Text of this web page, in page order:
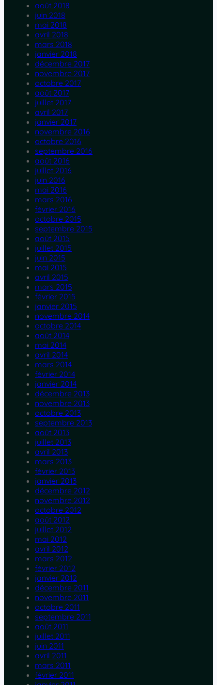
août 2018
juin 2018
mai 2018
avril 2018
mars 2018
janvier 2018
décembre 2017
novembre 2017
octobre 2017
août 2017
juillet 2017
avril 2017
janvier 2017
novembre 2016
octobre 2016
septembre 2016
août 2016
juillet 2016
juin 2016
mai 2016
mars 2016
février 2016
octobre 2015
septembre 2015
août 2015
juillet 2015
juin 2015
mai 2015
avril 2015
mars 2015
février 2015
janvier 2015
novembre 2014
octobre 2014
août 2014
mai 2014
avril 2014
mars 2014
février 2014
janvier 2014
décembre 2013
novembre 2013
octobre 2013
septembre 2013
août 2013
juillet 2013
avril 2013
mars 2013
février 2013
janvier 2013
décembre 2012
novembre 2012
octobre 2012
août 2012
juillet 2012
mai 2012
avril 2012
mars 2012
février 2012
janvier 2012
décembre 2011
novembre 2011
octobre 2011
septembre 2011
août 2011
juillet 2011
juin 2011
avril 2011
mars 2011
février 2011